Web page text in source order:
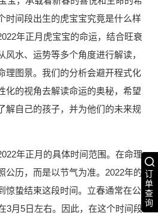
订
单
查
询
时间段出生的虎宝宝究竟是什么样
年正月虎宝宝的命运，结合旺衰
水、运势等多个角度进行解读，
理图景。我们的分析会避开程式化
化的视角去解读命运的奥秘，希望
解自己的孩子，并为他们的未来规
年正月的具体时间范围。在命理
公历，而是以节气为准。2022年的
惊蛰结束这段时间。立春通常在公
3月5日左右。因此，在这个时间段